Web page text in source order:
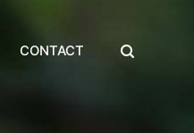
CONTACT